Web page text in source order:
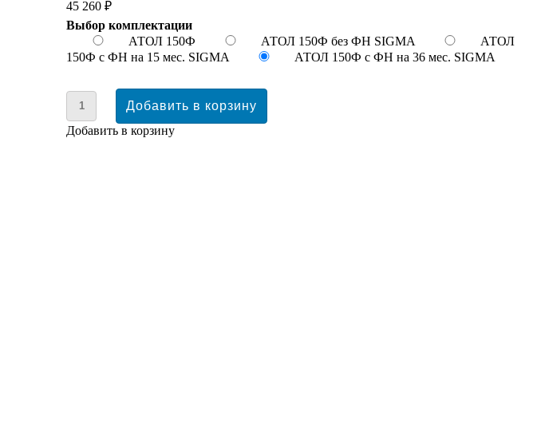
45 260 ₽
Выбор комплектации
АТОЛ 150Ф
АТОЛ 150Ф без ФН SIGMA
АТОЛ
150Ф с ФН на 15 мес. SIGMA
АТОЛ 150Ф с ФН на 36 мес. SIGMA
Добавить в корзину